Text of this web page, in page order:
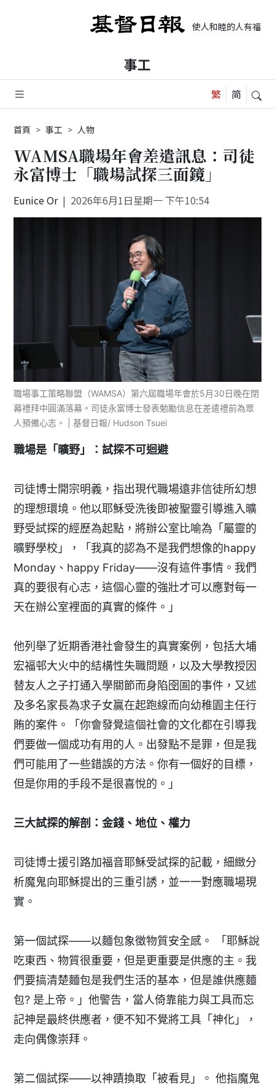
使人和睦的人有福了
事工
首頁 事工 人物
WAMSA職場年會差遣訊息：司徒
永富博士「職場試探三面鏡」
Eunice Or 2026年6月1日星期一 下午10:54
職場事工策略聯盟（WAMSA）第六屆職場年會於5月30日晚在閉
幕禮拜中圓滿落幕。司徒永富博士發表勉勵信息在差遣禮前為眾
人預備心志。 | 基督日報/ Hudson Tsuei
職場是「曠野」：試探不可迴避
司徒博士開宗明義，指出現代職場遠非信徒所幻想
的理想環境。他以耶穌受洗後即被聖靈引導進入曠
野受試探的經歷為起點，將辦公室比喻為「屬靈的
曠野學校」，「我真的認為不是我們想像的happy
Monday、happy Friday——沒有這件事情。我們
真的要很有心志，這個心靈的強壯才可以應對每一
天在辦公室裡面的真實的條件。」
他列舉了近期香港社會發生的真實案例，包括大埔
宏福邨大火中的結構性失職問題，以及大學教授因
替友人之子打通入學關節而身陷囹圄的事件，又述
及多名家長為求子女贏在起跑線而向幼稚園主任行
賄的案件。「你會發覺這個社會的文化都在引導我
們要做一個成功有用的人。出發點不是罪，但是我
們可能用了一些錯誤的方法。你有一個好的目標，
但是你用的手段不是很喜悅的。」
三大試探的解剖：金錢、地位、權力
司徒博士援引路加福音耶穌受試探的記載，細緻分
析魔鬼向耶穌提出的三重引誘，並一一對應職場現
實。
第一個試探——以麵包象徵物質安全感。 「耶穌說
吃東西、物質很重要，但是更重要是供應的主。我
們要搞清楚麵包是我們生活的基本，但是誰供應麵
包? 是上帝。」他警告，當人倚靠能力與工具而忘
記神是最終供應者，便不知不覺將工具「神化」，
走向偶像崇拜。
第二個試探——以神蹟換取「被看見」。 他指魔鬼